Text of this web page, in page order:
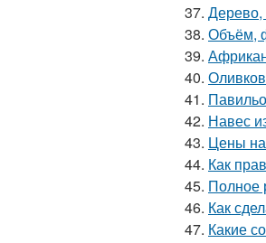
37. Дерево,
38. Объём,
39.
40.
41.
42. Навес
43. Цены на
44. Как
45. Полное
46. Как
47. Какие